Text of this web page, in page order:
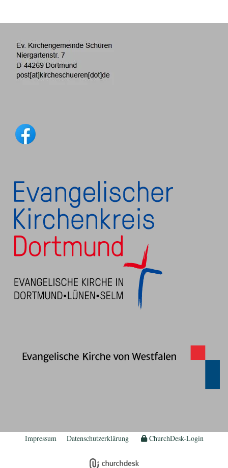
Impressum Datenschutzerklärung ChurchDesk-Login